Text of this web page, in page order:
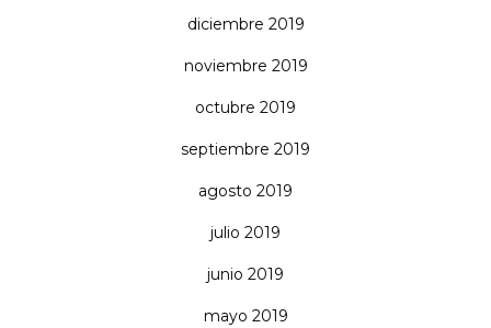
diciembre 2019
noviembre 2019
octubre 2019
septiembre 2019
agosto 2019
julio 2019
junio 2019
mayo 2019